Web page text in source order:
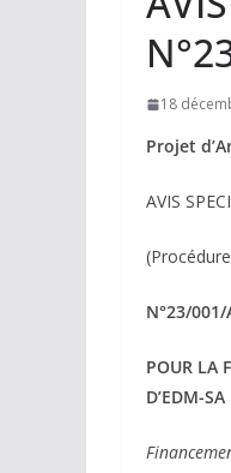
18
Projet
AVIS
N°23/
POUR LA
D’EDM-SA